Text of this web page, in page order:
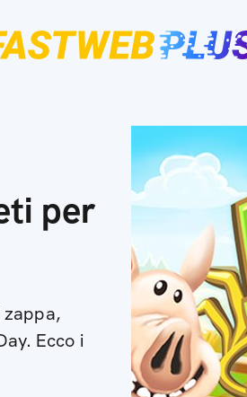
per
zappa,
Ecco i